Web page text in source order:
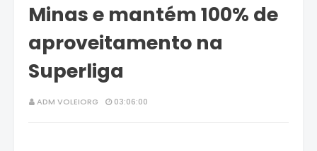
Minas e mantém 100% de
aproveitamento na
Superliga
ADM VOLEIORG 03:06:00